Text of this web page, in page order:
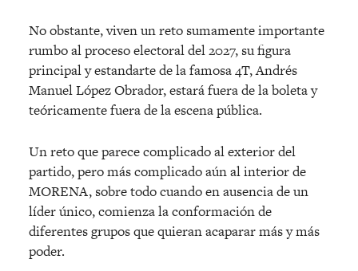
No obstante, viven un reto sumamente importante
rumbo al proceso electoral del 2027, su figura
principal y estandarte de la famosa 4T, Andrés
Manuel López Obrador, estará fuera de la boleta y
teóricamente fuera de la escena pública.
Un reto que parece complicado al exterior del
partido, pero más complicado aún al interior de
MORENA, sobre todo cuando en ausencia de un
líder único, comienza la conformación de
diferentes grupos que quieran acaparar más y más
poder.